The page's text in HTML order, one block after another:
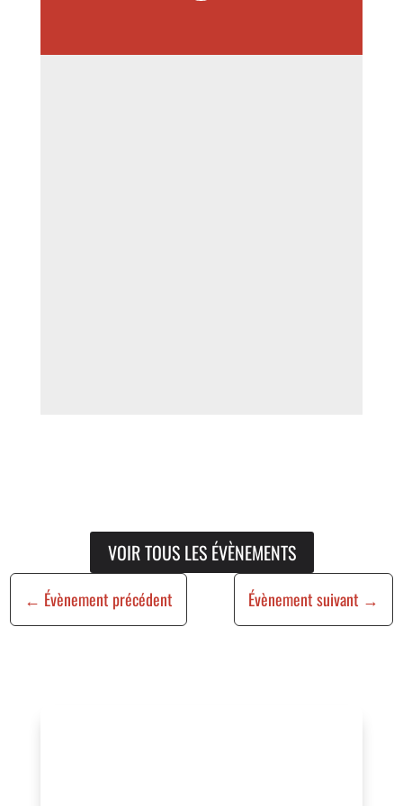
VOIR TOUS LES ÉVÈNEMENTS
← Évènement précédent Évènement suivant →